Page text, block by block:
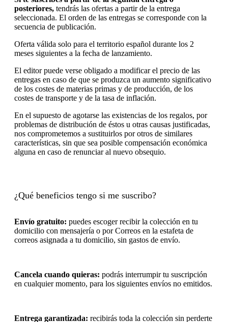
posteriores, tendrás las ofertas a partir de la entrega
seleccionada. El orden de las entregas se corresponde con la
secuencia de publicación.
Oferta válida solo para el territorio español durante los 2
meses siguientes a la fecha de lanzamiento.
El editor puede verse obligado a modificar el precio de las
entregas en caso de que se produzca un aumento significativo
de los costes de materias primas y de producción, de los
costes de transporte y de la tasa de inflación.
En el supuesto de agotarse las existencias de los regalos, por
problemas de distribución de éstos u otras causas justificadas,
nos comprometemos a sustituirlos por otros de similares
características, sin que sea posible compensación económica
alguna en caso de renunciar al nuevo obsequio.
¿Qué beneficios tengo si me suscribo?
Envío gratuito: puedes escoger recibir la colección en tu
domicilio con mensajería o por Correos en la estafeta de
correos asignada a tu domicilio, sin gastos de envío.
Cancela cuando quieras: podrás interrumpir tu suscripción
en cualquier momento, para los siguientes envíos no emitidos.
Entrega garantizada: recibirás toda la colección sin perderte